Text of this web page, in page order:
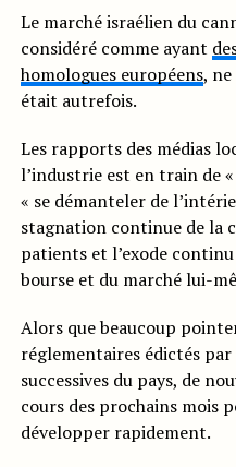
Le marché israélien du
considéré comme ayant
homologues européens, ne
était autrefois.
Les rapports des médias
l’industrie est en train de
« se démanteler de
stagnation continue de la
patients et l’exode
bourse et du marché lui-
Alors que beaucoup
réglementaires édictés
successives du pays, de
cours des prochains mois
développer rapidement.